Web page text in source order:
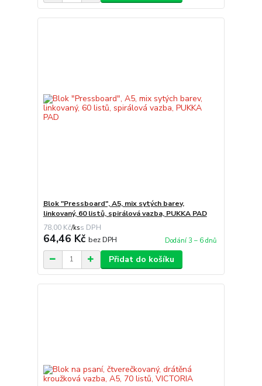
Blok "Pressboard", A5, mix sytých barev,
linkovaný, 60 listů, spirálová vazba, PUKKA PAD
78,00 Kč/ks
64,46 Kč bez DPH Dodání 3 – 6 dnů
Přidat do košíku